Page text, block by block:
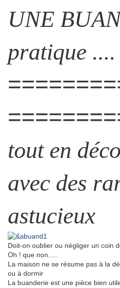
UNE
pratique ....
tout en déco
avec des
astucieux
Doit-on oublier ou négliger un coin
Oh ! que non.....
La maison ne se résume pas à la
ou à dormir
La buanderie est une pièce bien